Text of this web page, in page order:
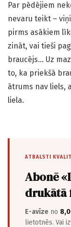
Par pēdējiem
nevaru teikt –
pirms asākiem
zināt, vai tieši
braucējs… Uz
to, ka priekšā
ātrums nav liels,
liela.
ATBALSTI
Abonē
drukātā
E-avīze no
lietotnēs. Vai